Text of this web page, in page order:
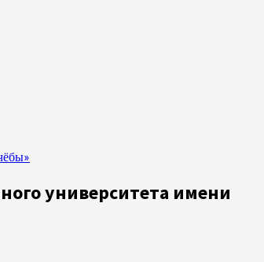
университета имени